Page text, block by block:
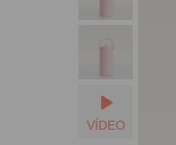
VÍDEO